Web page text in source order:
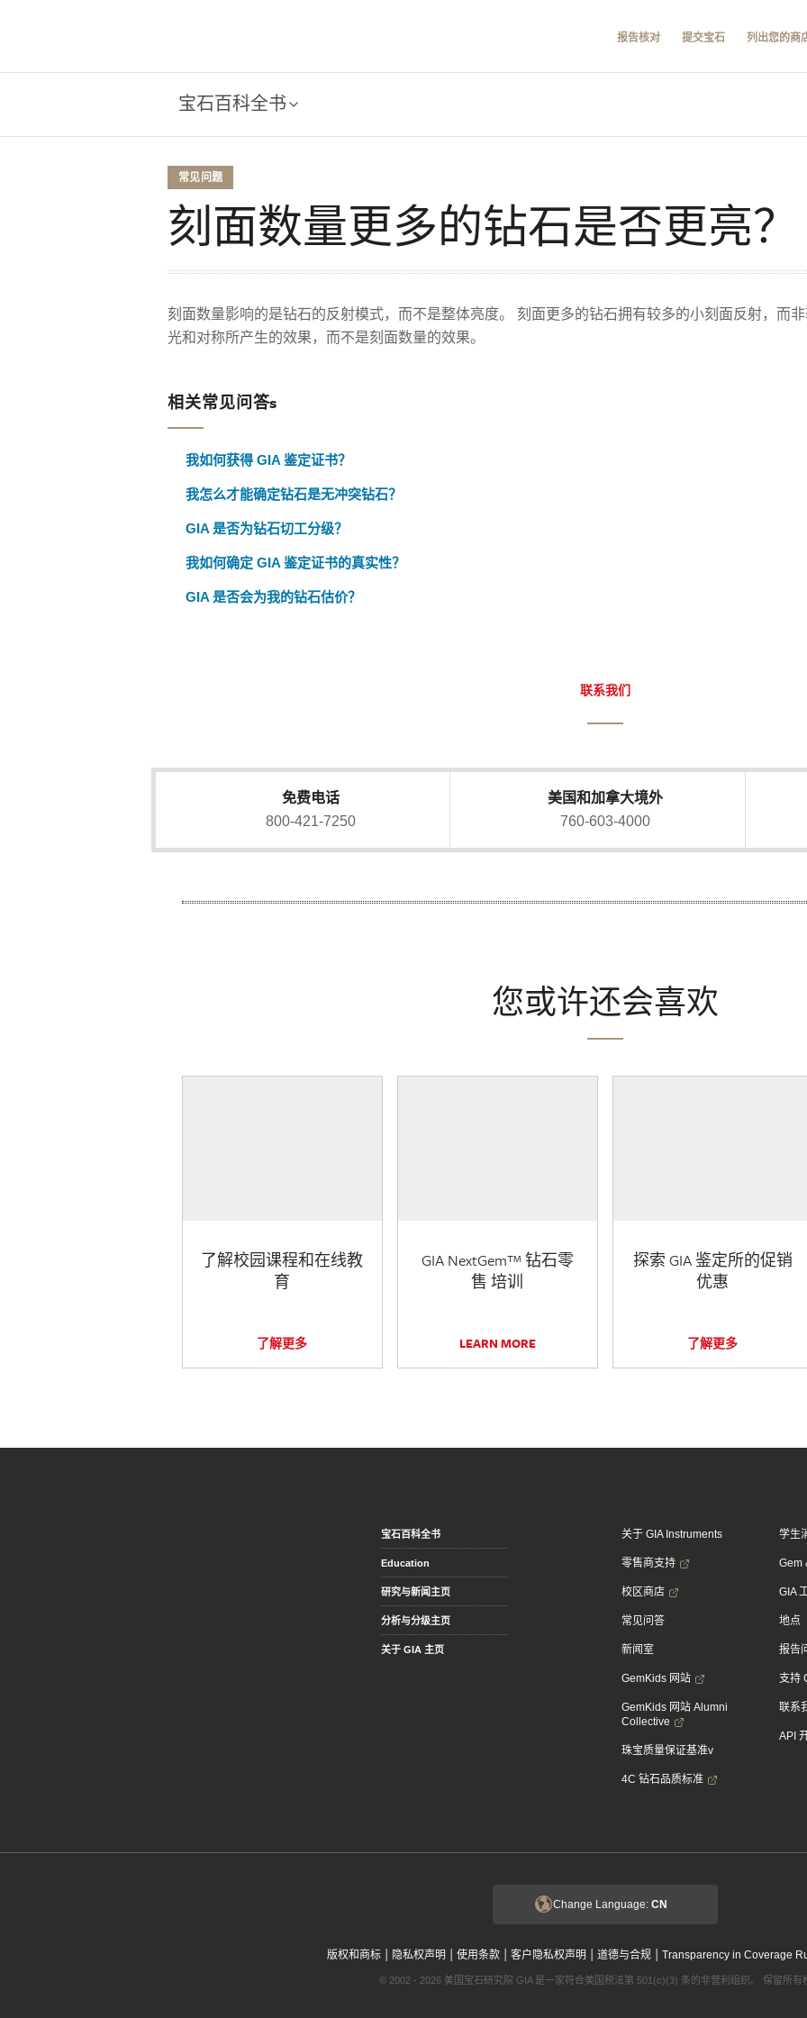
报告核对 提交宝石 列出您的商
宝石百科全书
常见问题
刻面数量更多的钻石是否更亮？
刻面数量影响的是钻石的反射模式，而不是整体亮度。 刻面更多的钻石拥有较多的小刻面反射，而
光和对称所产生的效果，而不是刻面数量的效果。
相关常见问答s
我如何获得 GIA 鉴定证书？
我怎么才能确定钻石是无冲突钻石？
GIA 是否为钻石切工分级？
我如何确定 GIA 鉴定证书的真实性？
GIA 是否会为我的钻石估价？
联系我们
免费电话
800-421-7250
美国和加拿大境外
760-603-4000
您或许还会喜欢
了解校园课程和在线教
育
了解更多
GIA NextGem™ 钻石零
售 培训
LEARN MORE
探索 GIA 鉴定所的促销
优惠
了解更多
宝石百科全书
Education
研究与新闻主页
分析与分级主页
关于 GIA 主页
关于 GIA Instruments
零售商支持
校区商店
常见问答
新闻室
GemKids 网站
GemKids 网站 Alumni
Collective
珠宝质量保证基准v
4C 钻石品质标准
学生
Gem
GIA
地点
报告
支持
联系
API
Change Language: CN
版权和商标 | 隐私权声明 | 使用条款 | 客户隐私权声明 | 道德与合规 | Transparency in Coverage
© 2002 - 2026 美国宝石研究院 GIA 是一家符合美国税法第 501(c)(3) 条的非营利组织。 保留所有